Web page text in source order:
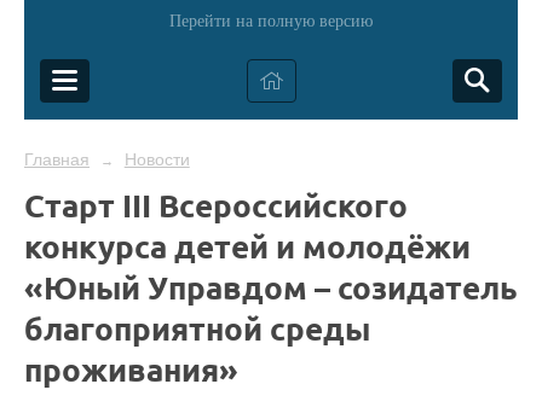
Перейти на полную версию
Главная → Новости
Старт III Всероссийского
конкурса детей и молодёжи
«Юный Управдом – созидатель
благоприятной среды
проживания»